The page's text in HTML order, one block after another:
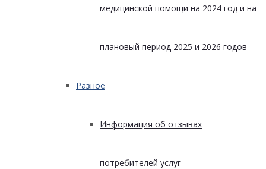
медицинской помощи на 2024 год и на
плановый период 2025 и 2026 годов
Разное
Информация об отзывах
потребителей услуг